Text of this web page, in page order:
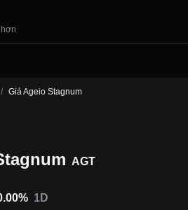
/ Giá Ageio Stagnum
AGT
1D